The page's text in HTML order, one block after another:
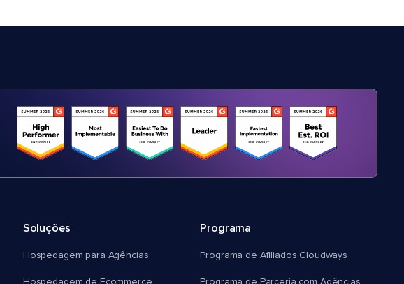
Soluções
Hospedagem para Agências
Programa
Programa de Afiliados Cloudways